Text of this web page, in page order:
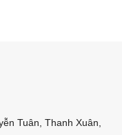
Tuân, Thanh Xuân,